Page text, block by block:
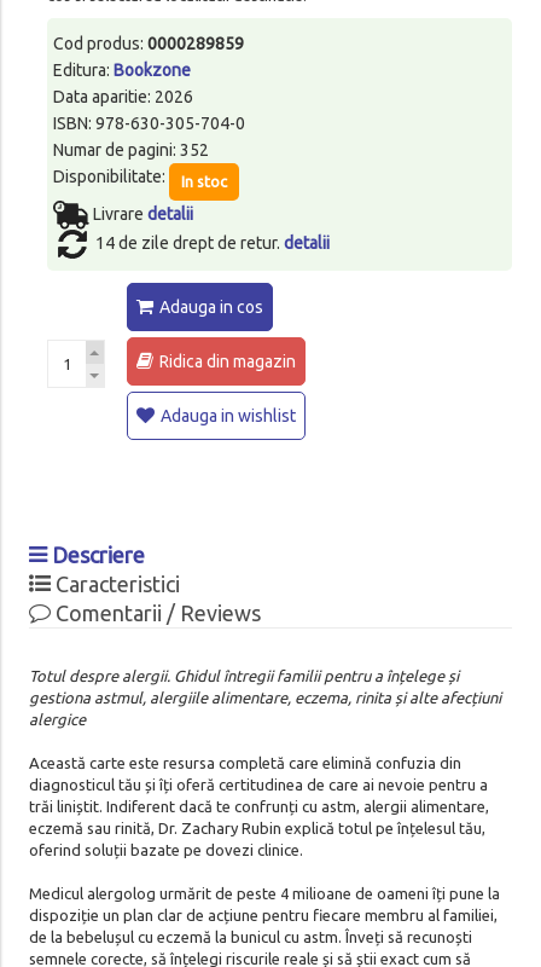
Cod produs: 0000289859
Editura: Bookzone
Data aparitie: 2026
ISBN: 978-630-305-704-0
Numar de pagini: 352
Disponibilitate:
In stoc
Livrare detalii
14 de zile drept de retur. detalii
Adauga in cos
Ridica din magazin
Adauga in wishlist
Descriere
Caracteristici
Comentarii / Reviews
Totul despre alergii. Ghidul întregii familii pentru a înțelege și
gestiona astmul, alergiile alimentare, eczema, rinita și alte afecțiuni
alergice
Această carte este resursa completă care elimină confuzia din
diagnosticul tău și îți oferă certitudinea de care ai nevoie pentru a
trăi liniștit. Indiferent dacă te confrunți cu astm, alergii alimentare,
eczemă sau rinită, Dr. Zachary Rubin explică totul pe înțelesul tău,
oferind soluții bazate pe dovezi clinice.
Medicul alergolog urmărit de peste 4 milioane de oameni îți pune la
dispoziție un plan clar de acțiune pentru fiecare membru al familiei,
de la bebelușul cu eczemă la bunicul cu astm. Înveți să recunoști
semnele corecte, să înțelegi riscurile reale și să știi exact cum să